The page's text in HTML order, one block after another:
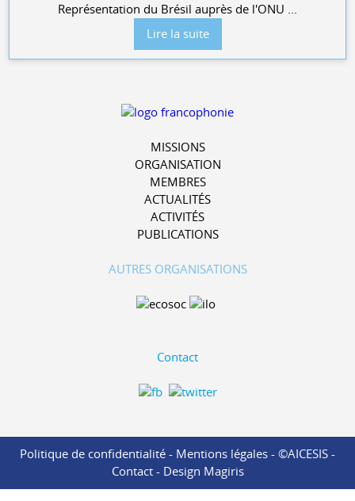
Représentation du Brésil auprès de l'ONU ...
Lire la suite
MISSIONS
ORGANISATION
MEMBRES
ACTUALITÉS
ACTIVITÉS
PUBLICATIONS
AUTRES ORGANISATIONS
Contact
Politique de confidentialité - Mentions légales - ©AICESIS -
Contact- Design Magiris